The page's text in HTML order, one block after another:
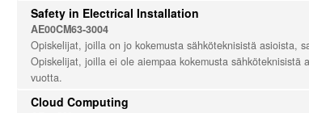
Safety in Electrical Installation
AE00CM63-3004
Opiskelijat, joilla on jo kokemusta sähköteknisistä asioista,
Opiskelijat, joilla ei ole aiempaa kokemusta
vuotta.
Cloud Computing